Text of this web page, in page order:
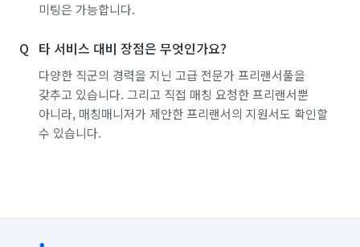
미팅은 가능합니다.
타 서비스 대비 장점은 무엇인가요?
다양한 직군의 경력을 지닌 고급 전문가 프리랜서풀을
갖추고 있습니다. 그리고 직접 매칭 요청한 프리랜서뿐
아니라, 매칭매니저가 제안한 프리랜서의 지원서도 확인할
수 있습니다.